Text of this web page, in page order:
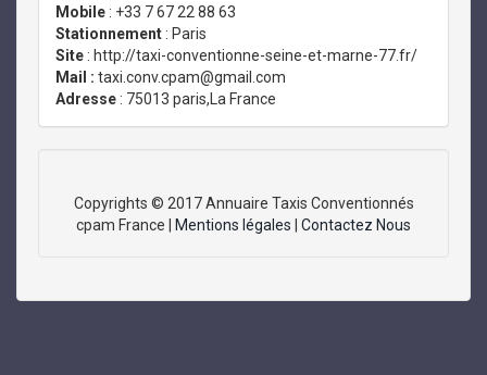
Mobile : +33 7 67 22 88 63
Stationnement : Paris
Site : http://taxi-conventionne-seine-et-marne-77.fr/
Mail : taxi.conv.cpam@gmail.com
Adresse : 75013 paris,La France
Copyrights © 2017 Annuaire Taxis Conventionnés
cpam France |
Mentions légales Contactez Nous